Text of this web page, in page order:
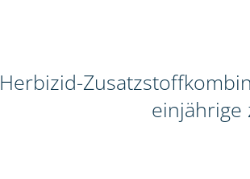
Herbizid-
einjährige